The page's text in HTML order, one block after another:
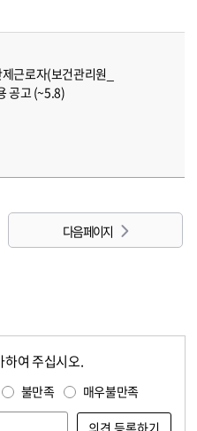
근로자(보건관리원_
공고 (~5.8)
다음 페이지
하여 주십시오.
불만족 매우불만족